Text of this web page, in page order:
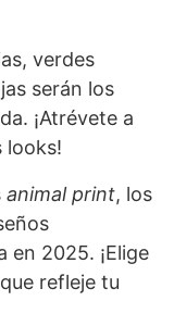
verdes
serán los
¡Atrévete a
looks!
animal print, los
en 2025. ¡Elige
refleje tu